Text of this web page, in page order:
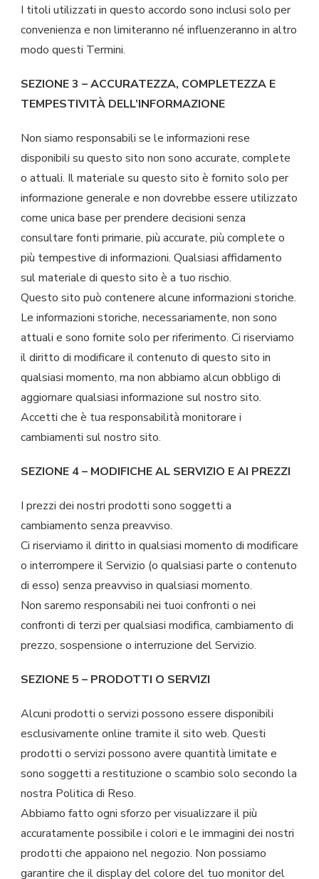
I titoli utilizzati in questo accordo sono inclusi solo per
convenienza e non limiteranno né influenzeranno in altro
modo questi Termini.
SEZIONE 3 – ACCURATEZZA, COMPLETEZZA E
TEMPESTIVITÀ DELL’INFORMAZIONE
Non siamo responsabili se le informazioni rese
disponibili su questo sito non sono accurate, complete
o attuali. Il materiale su questo sito è fornito solo per
informazione generale e non dovrebbe essere utilizzato
come unica base per prendere decisioni senza
consultare fonti primarie, più accurate, più complete o
più tempestive di informazioni. Qualsiasi affidamento
sul materiale di questo sito è a tuo rischio.
Questo sito può contenere alcune informazioni storiche.
Le informazioni storiche, necessariamente, non sono
attuali e sono fornite solo per riferimento. Ci riserviamo
il diritto di modificare il contenuto di questo sito in
qualsiasi momento, ma non abbiamo alcun obbligo di
aggiornare qualsiasi informazione sul nostro sito.
Accetti che è tua responsabilità monitorare i
cambiamenti sul nostro sito.
SEZIONE 4 – MODIFICHE AL SERVIZIO E AI PREZZI
I prezzi dei nostri prodotti sono soggetti a
cambiamento senza preavviso.
Ci riserviamo il diritto in qualsiasi momento di modificare
o interrompere il Servizio (o qualsiasi parte o contenuto
di esso) senza preavviso in qualsiasi momento.
Non saremo responsabili nei tuoi confronti o nei
confronti di terzi per qualsiasi modifica, cambiamento di
prezzo, sospensione o interruzione del Servizio.
SEZIONE 5 – PRODOTTI O SERVIZI
Alcuni prodotti o servizi possono essere disponibili
esclusivamente online tramite il sito web. Questi
prodotti o servizi possono avere quantità limitate e
sono soggetti a restituzione o scambio solo secondo la
nostra Politica di Reso.
Abbiamo fatto ogni sforzo per visualizzare il più
accuratamente possibile i colori e le immagini dei nostri
prodotti che appaiono nel negozio. Non possiamo
garantire che il display del colore del tuo monitor del